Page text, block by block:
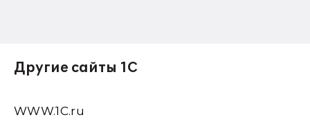
Другие сайты 1С
WWW.1С.ru